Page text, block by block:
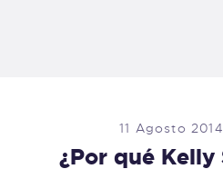
11 Agosto 2014
¿Por qué Kelly